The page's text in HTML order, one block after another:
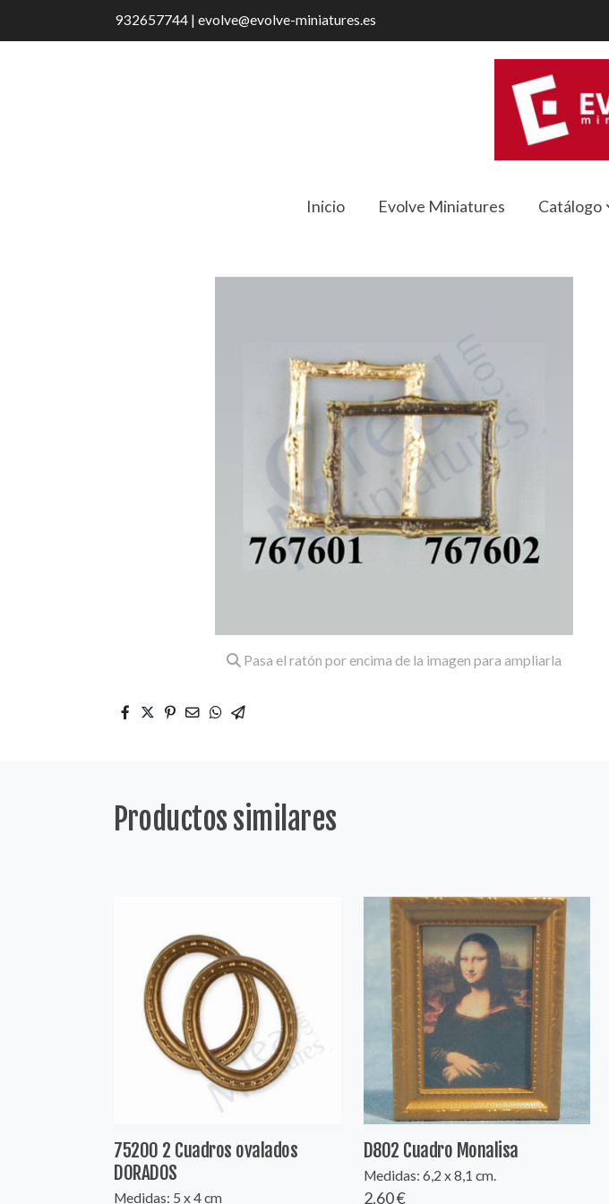
932657744 | evolve@evolve-miniatures.es
Inicio Evolve Miniatures Catálogo
Pasa el ratón por encima de la imagen para ampliarla
Productos similares
75200 2 Cuadros ovalados
DORADOS
Medidas: 5 x 4 cm
D802 Cuadro Monalisa
Medidas: 6,2 x 8,1 cm.
2,60 €